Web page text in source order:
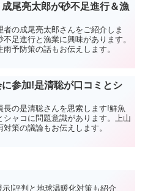
尾亮太郎が砂不足進行＆漁
の成尾亮太郎さんをご紹介しま
足進行と漁業に興味があります。
予防策の話もお伝えします。
参加!是清聡が口コミとシ
の是清聡さんを思索します!鮮魚
ャコに問題意識があります。上山
策の議論もお伝えします。
!評判と地球温暖化対策も紹介